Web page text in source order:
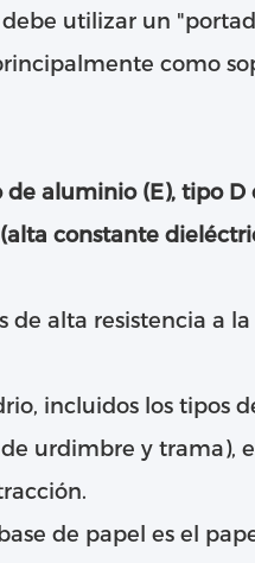
utilizar un
como
aluminio (E), tipo D
constante
de alta resistencia a la
incluidos los tipos
urdimbre y trama), el
de papel es el